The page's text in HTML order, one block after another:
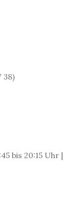
38)
bis 20:15 Uhr |